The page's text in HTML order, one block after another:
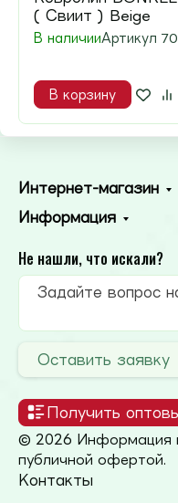
( Свиит ) Beige
В наличииАртикул
В корзину
Интернет-магазин
Информация
Не нашли, что искали?
Оставить заявку
Получить
© 2026 Информация
публичной офертой.
Контакты